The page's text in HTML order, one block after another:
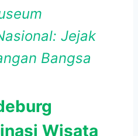
Jejak
Bangsa
Wisata